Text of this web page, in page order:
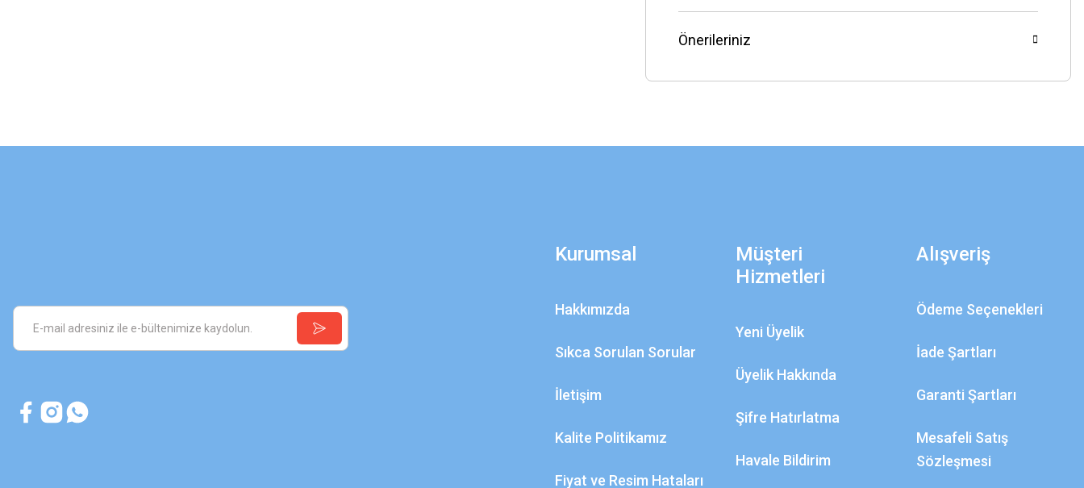
Önerileriniz
Kurumsal
Hakkımızda
Sıkca Sorulan Sorular
İletişim
Kalite Politikamız
Fiyat ve Resim Hataları
Müşteri
Hizmetleri
Yeni Üyelik
Üyelik Hakkında
Şifre Hatırlatma
Havale Bildirim
Alışveriş
Ödeme Seçenekleri
İade Şartları
Garanti Şartları
Mesafeli Satış
Sözleşmesi